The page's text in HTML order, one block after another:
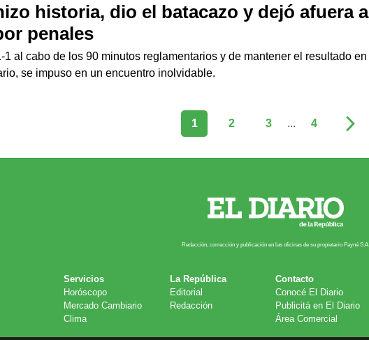
historia, dio el batacazo y dejó afuera a
penales
1 al cabo de los 90 minutos reglamentarios y de mantener el resultado en
se impuso en un encuentro inolvidable.
1 2 3 ... 4
Redacción, corrección y publicación en las oficinas de su propietario Payn​é S.A.
Servicios
Horóscopo
Mercado Cambiario
Clima
La República
Editorial
Redacción
Contacto
Conocé El Diario
Publicitá en El Diario
Área Comercial